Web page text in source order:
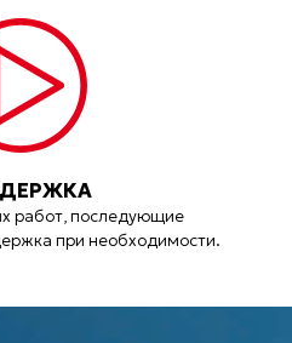
работ, последующие
при необходимости.